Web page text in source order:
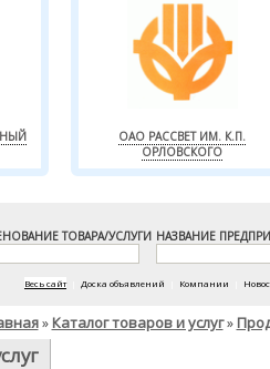
ОАО РАССВЕТ ИМ. К.П.
ОРЛОВСКОГО
ТОВАРА/УСЛУГИ НАЗВАНИЕ
Весь сайт Доска объявлений Компании
» Каталог товаров и услуг»